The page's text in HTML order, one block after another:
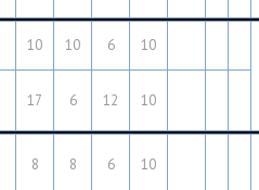
10 10 6
10
17 6 12 10
8 8 6 10